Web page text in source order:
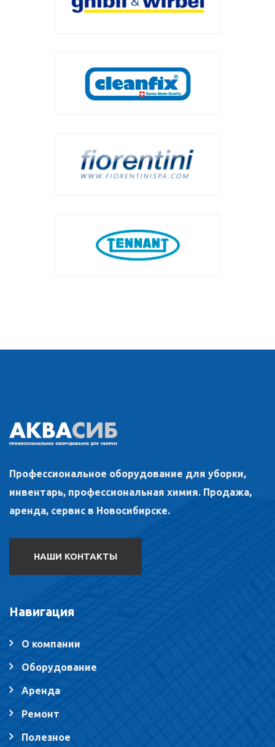
Профессиональное оборудование для уборки,
инвентарь, профессиональная химия. Продажа,
аренда, сервис в Новосибирске.
НАШИ КОНТАКТЫ
Навигация
О компании
Оборудование
Аренда
Ремонт
Полезное